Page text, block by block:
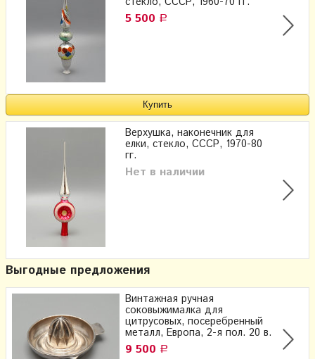
5 500 Р
Верхушка, наконечник для
елки, стекло, СССР, 1970-80
гг.
Нет в наличии
Выгодные предложения
Винтажная ручная
соковыжималка для
цитрусовых, посеребренный
металл, Европа, 2-я пол. 20 в.
9 500 Р